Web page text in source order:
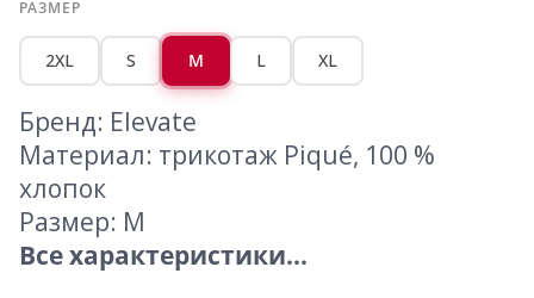
РАЗМЕР
2XL S M L XL
Бренд: Elevate
Материал: трикотаж Piqué, 100 %
хлопок
Размер: M
Все характеристики...